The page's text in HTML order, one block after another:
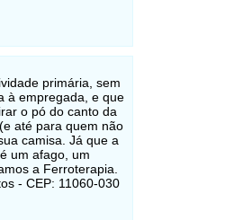
primária, sem
à empregada, e que
o pó do canto da
até para quem não
camisa. Já que a
um afago, um
a Ferroterapia.
- CEP: 11060-030